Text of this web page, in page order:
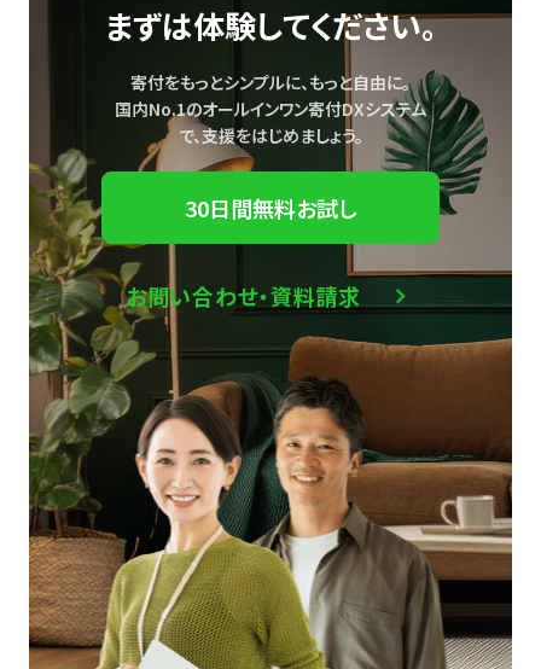
まずは体験してください。
寄付をもっとシンプルに、もっと自由に。
国内No.1のオールインワン寄付DXシステム
で、支援をはじめましょう。
30日間無料お試し
お問い合わせ・資料請求